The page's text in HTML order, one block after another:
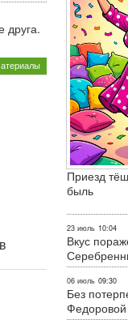
друга.
Приезд
быль
23 июль 10:04
Вкус
06 июль 09:30
Без
Федоровой